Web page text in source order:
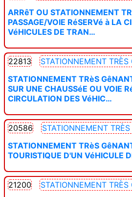
ARRêT OU STATIONNEMENT
PASSAGE/VOIE RéSERVé à LA
VéHICULES DE TRAN…
22813
STATIONNEMENT TRÈS
STATIONNEMENT TRèS
SUR UNE CHAUSSéE OU VOIE
CIRCULATION DES VéHIC…
20586
STATIONNEMENT
STATIONNEMENT TRèS
TOURISTIQUE D'UN VéHICULE
21200
STATIONNEMENT TRÈS